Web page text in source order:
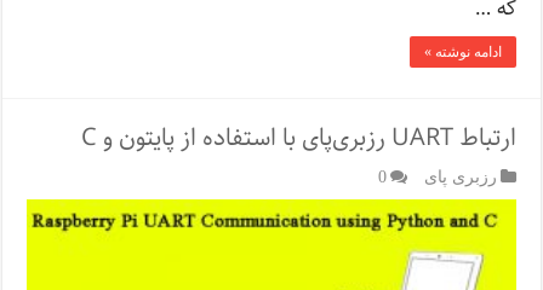
که …
ادامه نوشته »
ارتباط UART رزبری‌پای با استفاده از پایتون و C
رزبری پای 0